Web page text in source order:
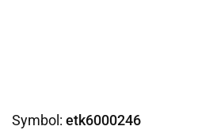
Symbol: etk6000246